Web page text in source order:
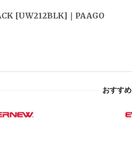
[UW212BLK]｜PAAGO
おすすめ